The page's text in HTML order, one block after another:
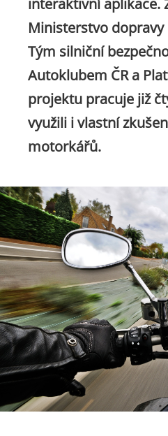
interaktivní aplikace.
Ministerstvo
Tým silniční
Autoklubem ČR a
projektu pracuje již
využili i vlastní
motorkářů.